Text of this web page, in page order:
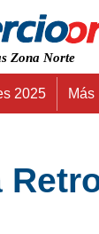
Zona Norte
2025 Más